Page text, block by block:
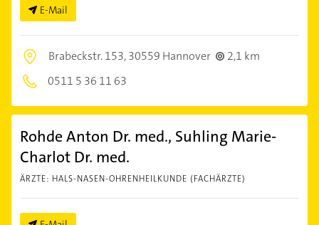
E-Mail
Brabeckstr. 153,30559 Hannover
2,1 km
0511 5 36 11 63
Rohde Anton Dr. med., Suhling Marie-
Charlot Dr. med.
ÄRZTE: HALS-NASEN-OHRENHEILKUNDE (FACHÄRZTE)